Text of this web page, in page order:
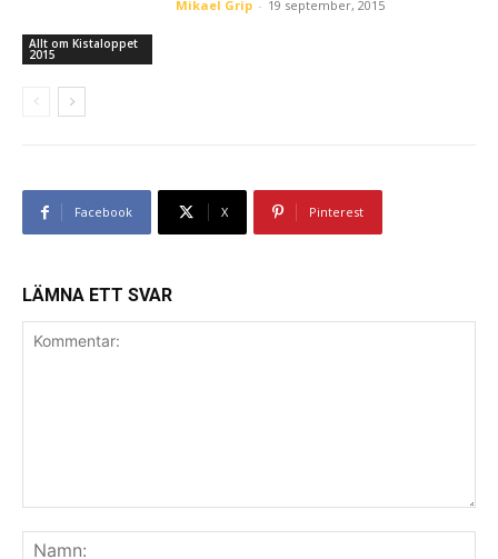
Allt om Kistaloppet
2015
Mikael Grip - 19 september, 2015
Facebook X Pinterest
LÄMNA ETT SVAR